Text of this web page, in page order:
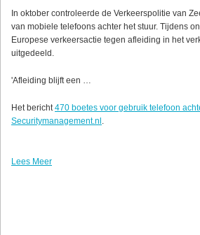
In oktober controleerde de Verkeerspolitie van
van mobiele telefoons achter het stuur. Tijdens
Europese verkeersactie tegen afleiding in het
uitgedeeld.
'Afleiding blijft een …
Het bericht470 boetes voor gebruik telefoon
Securitymanagement.nl .
Lees Meer